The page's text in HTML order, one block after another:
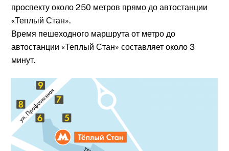
проспекту около 250 метров прямо до автостанции
«Теплый Стан».
Время пешеходного маршрута от метро до
автостанции «Теплый Стан» составляет около 3
минут.